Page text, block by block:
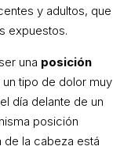
y adultos, que
expuestos.
una posición
un tipo de dolor muy
día delante de un
posición
de la cabeza está